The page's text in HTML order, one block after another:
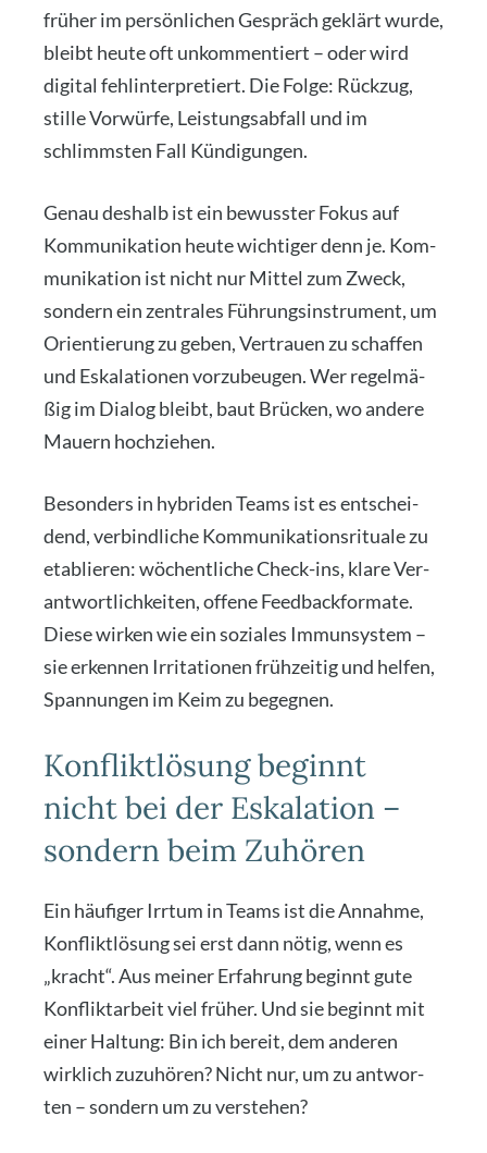
frü­her im per­sön­li­chen Gespräch geklärt wur­de,
bleibt heu­te oft unkom­men­tiert – oder wird
digi­tal fehl­in­ter­pre­tiert. Die Fol­ge: Rück­zug,
stil­le Vor­wür­fe, Leis­tungs­ab­fall und im
schlimms­ten Fall Kün­di­gun­gen.
Genau des­halb ist ein bewuss­ter Fokus auf
Kom­mu­ni­ka­ti­on heu­te wich­ti­ger denn je. Kom­
mu­ni­ka­ti­on ist nicht nur Mit­tel zum Zweck,
son­dern ein zen­tra­les Füh­rungs­in­stru­ment, um
Ori­en­tie­rung zu geben, Ver­trau­en zu schaf­fen
und Eska­la­tio­nen vor­zu­beu­gen. Wer regel­mä­
ßig im Dia­log bleibt, baut Brü­cken, wo ande­re
Mau­ern hoch­zie­hen.
Beson­ders in hybri­den Teams ist es ent­schei­
dend, ver­bind­li­che Kom­mu­ni­ka­ti­ons­ri­tua­le zu
eta­blie­ren: wöchent­li­che Check-ins, kla­re Ver­
ant­wort­lich­kei­ten, offe­ne Feed­back­for­ma­te.
Die­se wir­ken wie ein sozia­les Immun­sys­tem –
sie erken­nen Irri­ta­tio­nen früh­zei­tig und hel­fen,
Span­nun­gen im Keim zu begeg­nen.
Konfliktlösung beginnt
nicht bei der Eskalation –
sondern beim Zuhören
Ein häu­fi­ger Irr­tum in Teams ist die Annah­me,
Kon­flikt­lö­sung sei erst dann nötig, wenn es
„kracht“. Aus mei­ner Erfah­rung beginnt gute
Kon­flik­t­ar­beit viel frü­her. Und sie beginnt mit
einer Hal­tung: Bin ich bereit, dem ande­ren
wirk­lich zuzu­hö­ren? Nicht nur, um zu ant­wor­
ten – son­dern um zu ver­ste­hen?